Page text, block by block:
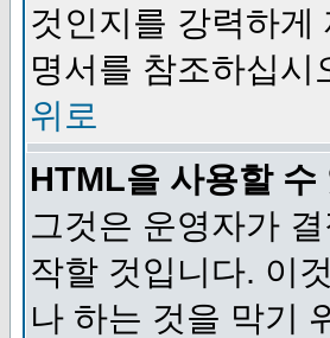
것인지를 강력하게
명서를 참조하십시
위로
HTML을 사용할 수
그것은 운영자가
작할 것입니다. 이
나 하는 것을 막기